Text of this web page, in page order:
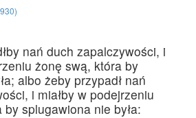
nań duch zapalczywości, i
żonę swą, która by
albo żeby przypadł nań
i miałby w podejrzeniu
splugawiona nie była: